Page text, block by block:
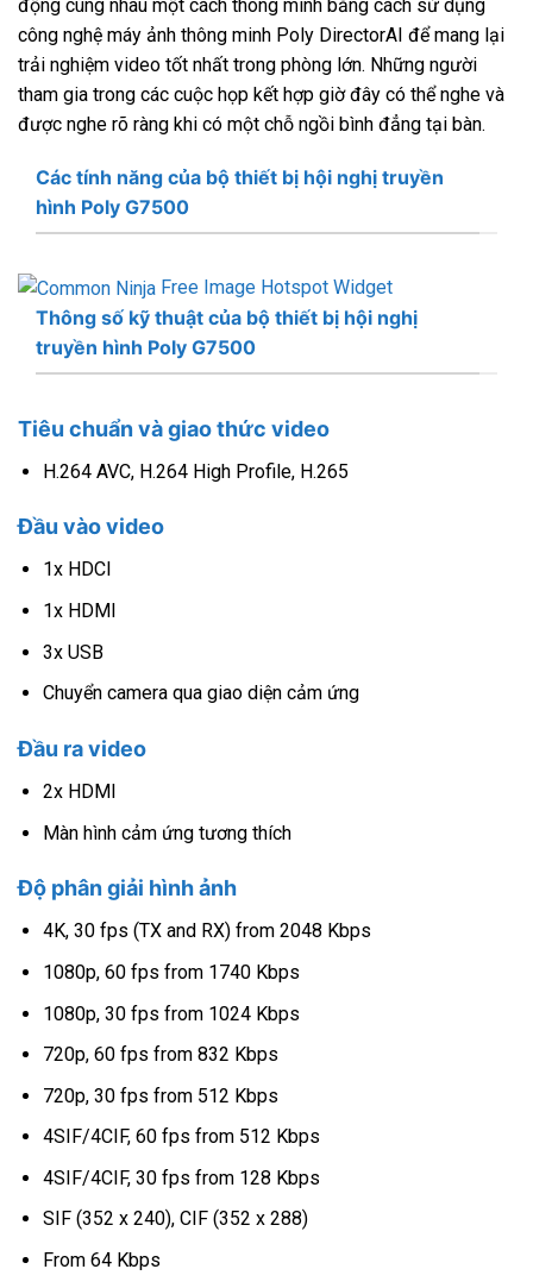
động cùng nhau một cách thông minh bằng cách sử dụng
công nghệ máy ảnh thông minh Poly DirectorAI để mang lại
trải nghiệm video tốt nhất trong phòng lớn. Những người
tham gia trong các cuộc họp kết hợp giờ đây có thể nghe và
được nghe rõ ràng khi có một chỗ ngồi bình đẳng tại bàn.
Các tính năng của bộ thiết bị hội nghị truyền
hình Poly G7500
Free Image Hotspot Widget
Thông số kỹ thuật của bộ thiết bị hội nghị
truyền hình Poly G7500
Tiêu chuẩn và giao thức video
H.264 AVC, H.264 High Profile, H.265
Đầu vào video
1x HDCI
1x HDMI
3x USB
Chuyển camera qua giao diện cảm ứng
Đầu ra video
2x HDMI
Màn hình cảm ứng tương thích
Độ phân giải hình ảnh
4K, 30 fps (TX and RX) from 2048 Kbps
1080p, 60 fps from 1740 Kbps
1080p, 30 fps from 1024 Kbps
720p, 60 fps from 832 Kbps
720p, 30 fps from 512 Kbps
4SIF/4CIF, 60 fps from 512 Kbps
4SIF/4CIF, 30 fps from 128 Kbps
SIF (352 x 240), CIF (352 x 288)
From 64 Kbps